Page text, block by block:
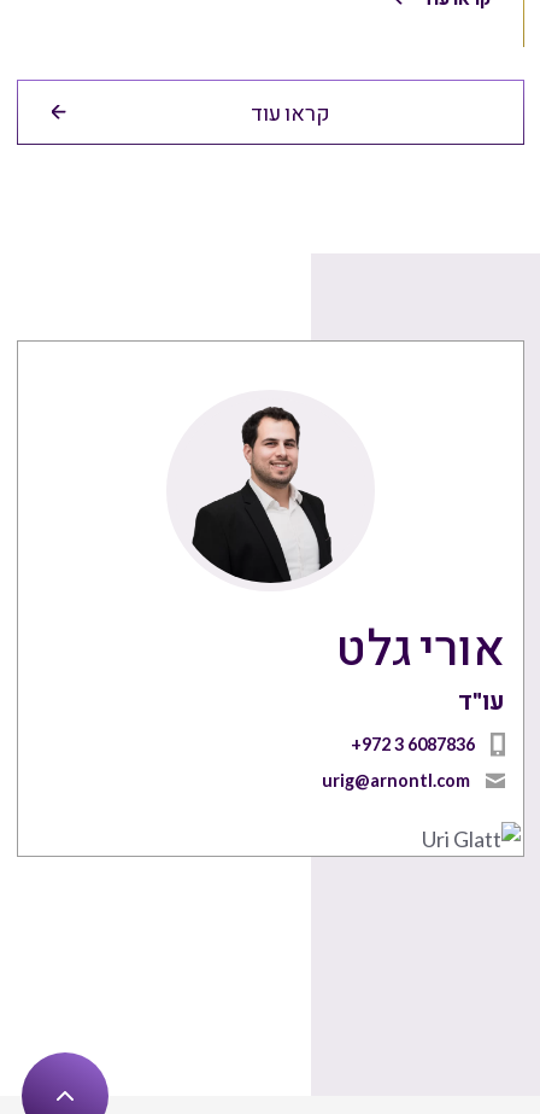
קראו עוד
אורי גלט
עו"ד
+972 3 6087836
urig@arnontl.com